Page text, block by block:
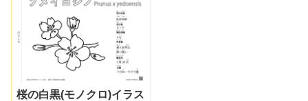
桜の白黒(モノクロ)イラス